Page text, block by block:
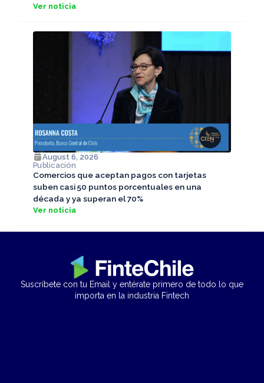
Ver noticia
August 6, 2026
Publicación
Comercios que aceptan pagos con tarjetas
suben casi 50 puntos porcentuales en una
década y ya superan el 70%
Ver noticia
Suscríbete con tu Email y entérate primero de todo lo que
importa en la industria Fintech